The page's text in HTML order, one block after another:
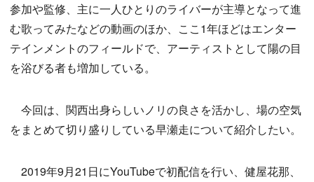
参加や監修、主に一人ひとりのライバーが主導となって進
む歌ってみたなどの動画のほか、ここ1年ほどはエンター
テインメントのフィールドで、アーティストとして陽の目
を浴びる者も増加している。
今回は、関西出身らしいノリの良さを活かし、場の空気
をまとめて切り盛りしている早瀬走について紹介したい。
2019年9月21日にYouTubeで初配信を行い、健屋花那、